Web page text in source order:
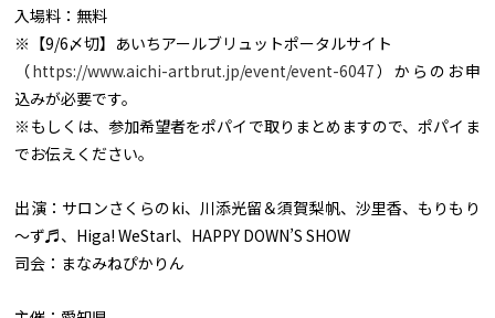
入場料：無料
※【9/6〆切】あいちアールブリュットポータルサイト
（https://www.aichi-artbrut.jp/event/event-6047）からのお申
込みが必要です。
※もしくは、参加希望者をポパイで取りまとめますので、ポパイま
でお伝えください。
出演：サロンさくらのki、川添光留＆須賀梨帆、沙里香、もりもり
～ず♬、Higa! WeStarl、HAPPY DOWN’S SHOW
司会：まなみねぴかりん